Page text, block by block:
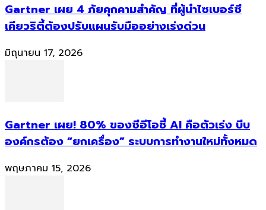
Gartner เผย 4 ภัยคุกคามสำคัญ ที่ผู้นำไซเบอร์ซี
เคียวริตี้ต้องปรับแผนรับมืออย่างเร่งด่วน
มิถุนายน 17, 2026
Gartner เผย! 80% ของซีอีโอชี้ AI คือตัวเร่ง บีบ
องค์กรต้อง “ยกเครื่อง” ระบบการทำงานใหม่ทั้งหมด
พฤษภาคม 15, 2026